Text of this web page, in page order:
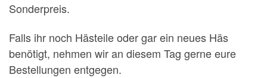
Sonderpreis.
Falls ihr noch Hästeile oder gar ein neues Häs
benötigt, nehmen wir an diesem Tag gerne eure
Bestellungen entgegen.